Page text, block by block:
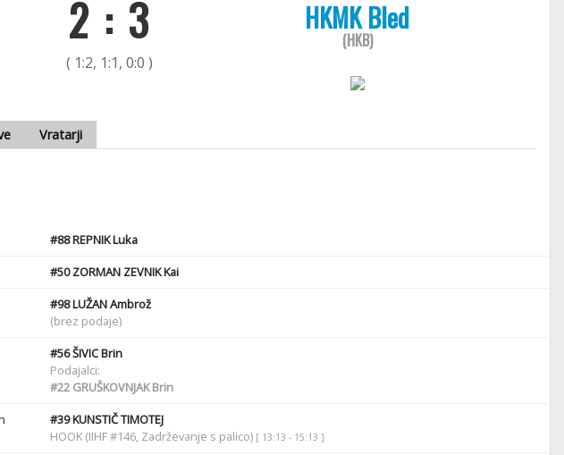
2 : 3
( 1:2, 1:1, 0:0 )
HKMK Bled
(HKB)
Vratarji
#88REPNIK Luka
#50ZORMAN ZEVNIK Kai
#98LUŽAN Ambrož
(brez podaje)
#56ŠIVIC Brin
Podajalci:
#22GRUŠKOVNJAK Brin
#39KUNSTIČ TIMOTEJ
HOOK (IIHF #146, Zadrževanje s palico) [ 13:13 - 15:13 ]